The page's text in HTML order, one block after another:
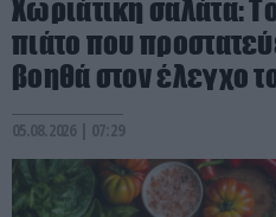
Χωριάτικη σαλάτα:
πιάτο που
βοηθά στον έλεγχο
05.08.2026 | 07:29